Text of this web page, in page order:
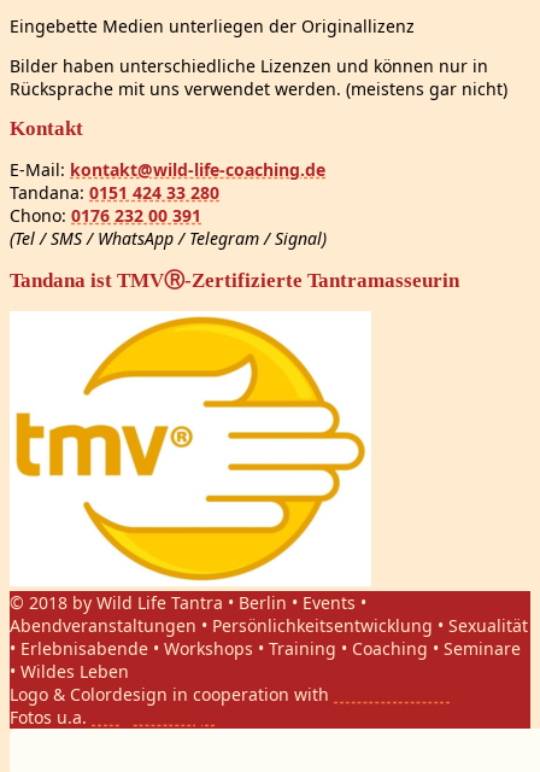
Eingebette Medien unterliegen der Originallizenz
Bilder haben unterschiedliche Lizenzen und können nur in
Rücksprache mit uns verwendet werden. (meistens gar nicht)
Kontakt
E-Mail: kontakt@wild-life-coaching.de
Tandana: 0151 424 33 280
Chono: 0176 232 00 391
(Tel / SMS / WhatsApp / Telegram / Signal)
Tandana ist TMVⓇ-Zertifizierte Tantramasseurin
© 2018 by Wild Life Tantra • Berlin • Events •
Abendveranstaltungen • Persönlichkeitsentwicklung • Sexualität
• Erlebnisabende • Workshops • Training • Coaching • Seminare
• Wildes Leben
Logo & Colordesign in cooperation with
Fotos u.a.